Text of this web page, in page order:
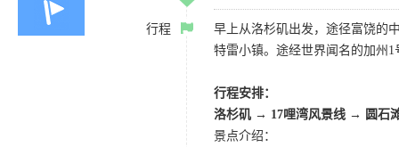
行程
早上从洛杉矶出发，途径富饶的
特雷小镇。途经世界闻名的加州
行程安排：
洛杉矶 → 17哩湾风景线 → 圆石
景点介绍：